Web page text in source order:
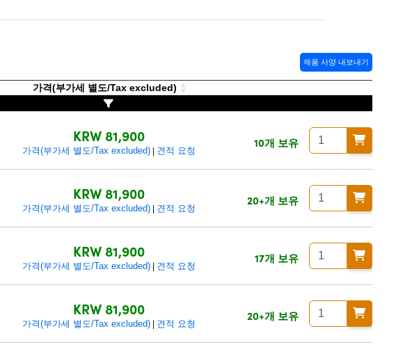
제품 사양 내보내기
가격(부가세 별도/Tax excluded)
KRW 81,900
가격(부가세 별도/Tax excluded)| 견적 요청
10개 보유
KRW 81,900
가격(부가세 별도/Tax excluded)| 견적 요청
20+개 보유
KRW 81,900
가격(부가세 별도/Tax excluded)| 견적 요청
17개 보유
KRW 81,900
가격(부가세 별도/Tax excluded)| 견적 요청
20+개 보유